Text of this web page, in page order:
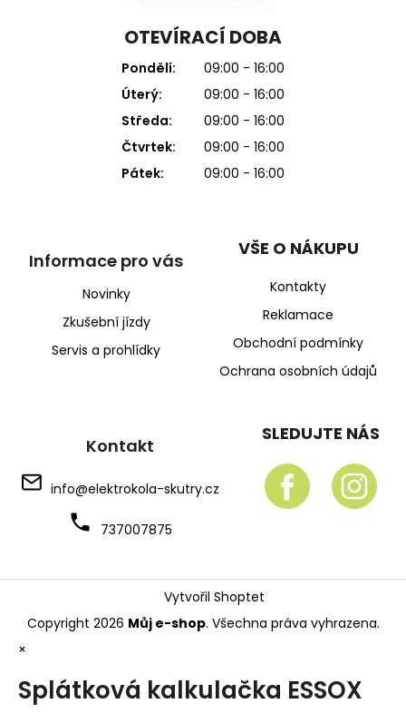
OTEVÍRACÍ DOBA
Pondělí:
09:00 - 16:00
Úterý:
09:00 - 16:00
Středa:
09:00 - 16:00
Čtvrtek:
09:00 - 16:00
Pátek:
09:00 - 16:00
Informace pro vás
Novinky
Zkušební jízdy
Servis a prohlídky
VŠE O NÁKUPU
Kontakty
Reklamace
Obchodní podmínky
Ochrana osobních údajů
Kontakt
info@elektrokola-skutry.cz
737007875
SLEDUJTE NÁS
Vytvořil Shoptet
Copyright 2026 Můj e-shop. Všechna práva vyhrazena.
×
Splátková kalkulačka ESSOX